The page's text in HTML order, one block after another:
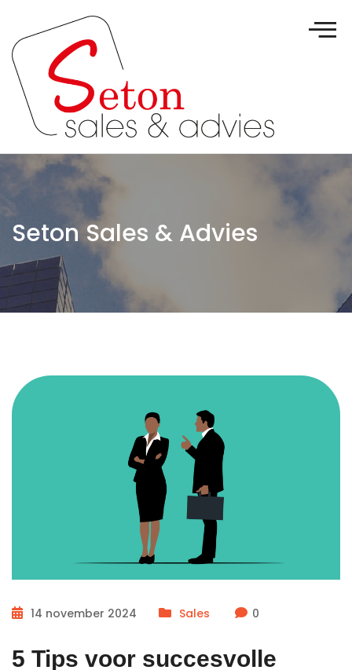
Seton Sales & Advies
14 november 2024 Sales 0
5 Tips voor succesvolle